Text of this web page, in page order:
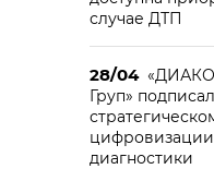
случае ДТП
28/04
Груп»
диагностики